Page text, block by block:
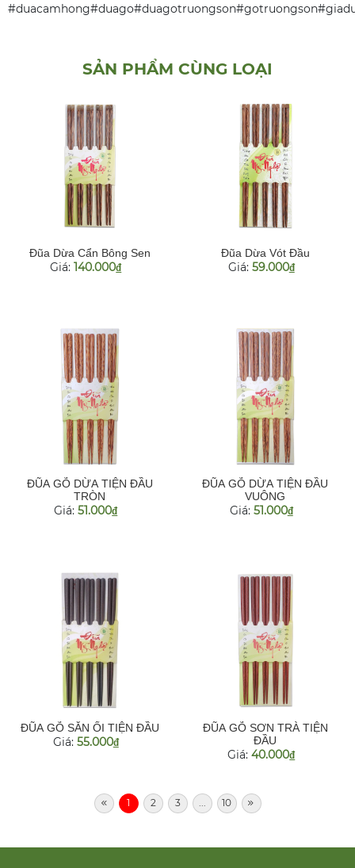
SẢN PHẨM CÙNG LOẠI
Đũa Dừa Cẩn Bông Sen
Giá:140.000đ
Đũa Dừa Vót Đầu
Giá: 59.000đ
ĐŨA GỖ DỪA TIỆN ĐẦU
TRÒN
Giá:51.000đ
ĐŨA GỖ DỪA TIỆN ĐẦU
VUÔNG
Giá: 51.000đ
ĐŨA GỖ SẮN ỔI TIỆN ĐẦU
Giá: 55.000đ
ĐŨA GỖ SƠN TRÀ TIỆN
ĐẦU
Giá:40.000đ
1 2 3 ... 10